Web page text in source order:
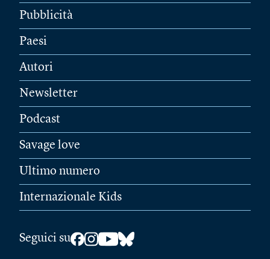
Pubblicità
Paesi
Autori
Newsletter
Podcast
Savage love
Ultimo numero
Internazionale Kids
Seguici su